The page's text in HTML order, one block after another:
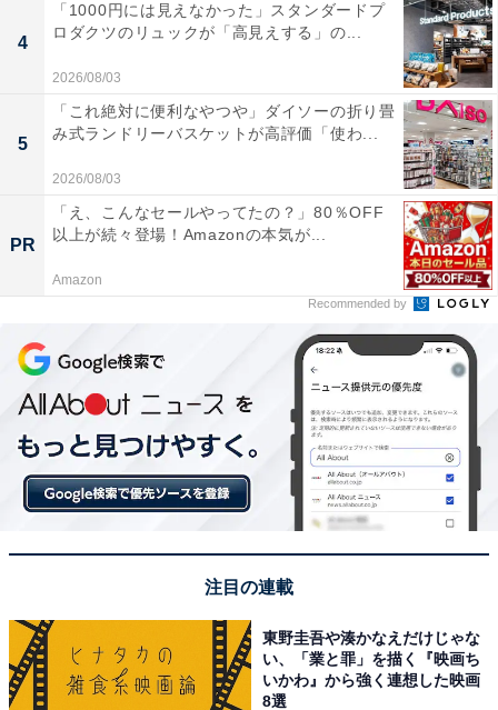
4
「1000円には見えなかった」スタンダードプ
ロダクツのリュックが「高見えする」の...
2026/08/03
5
「これ絶対に便利なやつや」ダイソーの折り畳
み式ランドリーバスケットが高評価「使わ...
2026/08/03
PR
「え、こんなセールやってたの？」80％OFF
以上が続々登場！Amazonの本気が...
Amazon
Recommended by
注目の連載
東野圭吾や湊かなえだけじゃな
い、「業と罪」を描く『映画ち
いかわ』から強く連想した映画
8選